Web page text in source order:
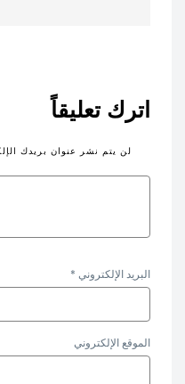
اترك تعليقاً
لن يتم نشر عنوان بريدك
البريد الإلكتروني *
الموقع الإلكتروني